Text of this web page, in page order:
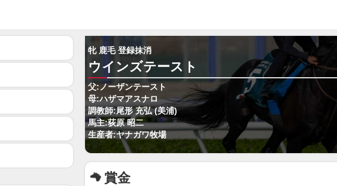
牝 鹿毛 登録抹消
ウインズテースト
父:ノーザンテースト
母:ハザマアスナロ
調教師:尾形 充弘 (美浦)
馬主:荻原 昭二
生産者:ヤナガワ牧場
賞金